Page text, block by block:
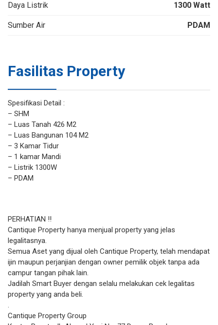
Daya Listrik 1300 Watt
Sumber Air PDAM
Fasilitas Property
Spesifikasi Detail :
– SHM
– Luas Tanah 426 M2
– Luas Bangunan 104 M2
– 3 Kamar Tidur
– 1 kamar Mandi
– Listrik 1300W
– PDAM
PERHATIAN !!
Cantique Property hanya menjual property yang jelas
legalitasnya.
Semua Aset yang dijual oleh Cantique Property, telah mendapat
ijin maupun perjanjian dengan owner pemilik objek tanpa ada
campur tangan pihak lain.
Jadilah Smart Buyer dengan selalu melakukan cek legalitas
property yang anda beli.
.
Cantique Property Group